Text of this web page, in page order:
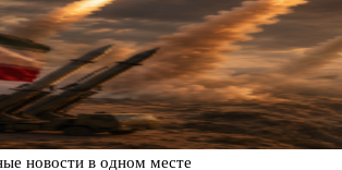
новости в одном месте